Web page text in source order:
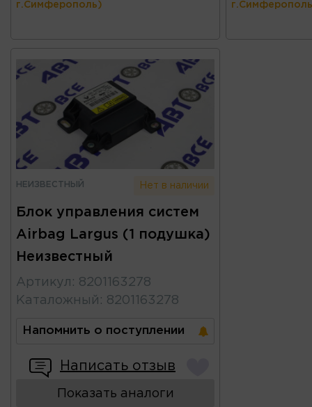
г.Симферополь)
НЕИЗВЕСТНЫЙ Нет в наличии
Блок управления систем
Airbag Largus (1 подушка)
Неизвестный
Артикул : 8201163278
Каталожный : 8201163278
Напомнить о поступлении
Написать отзыв
Показать аналоги